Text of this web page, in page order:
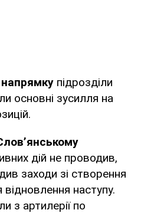
підрозділи
основні зусилля на
дій не проводив,
заходи зі створення
наступу.
з артилерії по